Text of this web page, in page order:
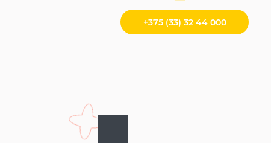
+375 (33) 32 44 000